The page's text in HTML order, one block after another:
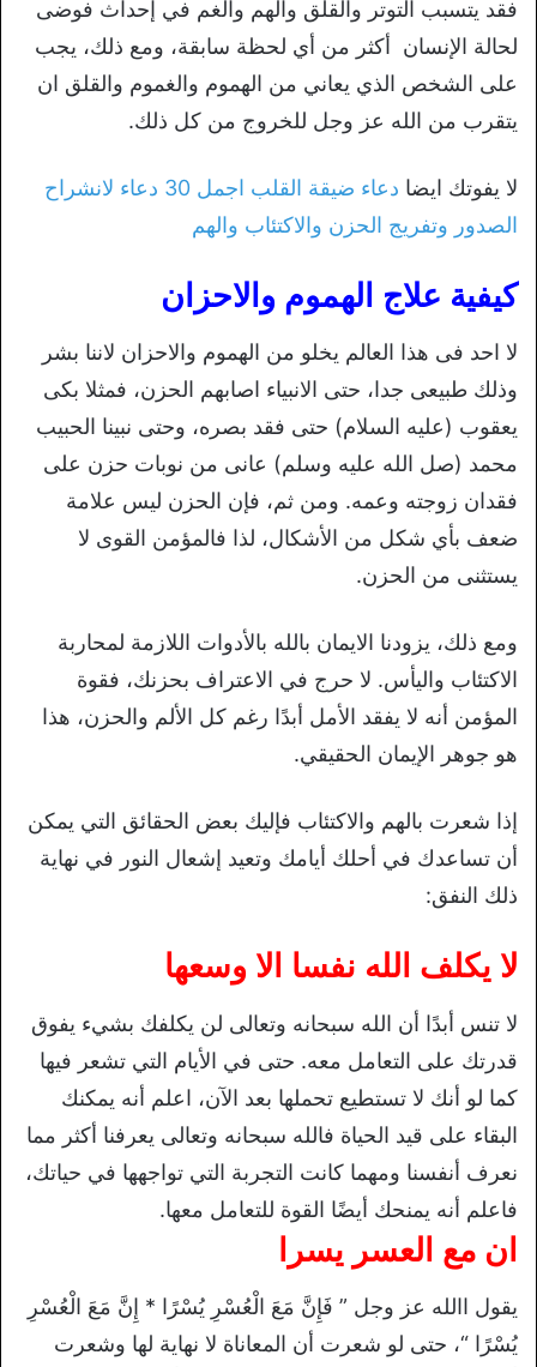
فقد يتسبب التوتر والقلق والهم والغم في إحداث فوضى
لحالة الإنسان أكثر من أي لحظة سابقة، ومع ذلك، يجب
على الشخص الذي يعاني من الهموم والغموم والقلق ان
يتقرب من الله عز وجل للخروج من كل ذلك.
لا يفوتك ايضا
دعاء ضيقة القلب اجمل 30 دعاء لانشراح
الصدور وتفريج الحزن والاكتئاب والهم
كيفية علاج الهموم والاحزان
لا احد فى هذا العالم يخلو من الهموم والاحزان لاننا بشر
وذلك طبيعى جدا، حتى الانبياء اصابهم الحزن، فمثلا بكى
يعقوب (عليه السلام) حتى فقد بصره، وحتى نبينا الحبيب
محمد (صل الله عليه وسلم) عانى من نوبات حزن على
فقدان زوجته وعمه. ومن ثم، فإن الحزن ليس علامة
ضعف بأي شكل من الأشكال، لذا فالمؤمن القوى لا
يستثنى من الحزن.
ومع ذلك، يزودنا الايمان بالله بالأدوات اللازمة لمحاربة
الاكتئاب واليأس. لا حرج في الاعتراف بحزنك، فقوة
المؤمن أنه لا يفقد الأمل أبدًا رغم كل الألم والحزن، هذا
هو جوهر الإيمان الحقيقي.
إذا شعرت بالهم والاكتئاب فإليك بعض الحقائق التي يمكن
أن تساعدك في أحلك أيامك وتعيد إشعال النور في نهاية
ذلك النفق:
لا يكلف الله نفسا الا وسعها
لا تنس أبدًا أن الله سبحانه وتعالى لن يكلفك بشيء يفوق
قدرتك على التعامل معه. حتى في الأيام التي تشعر فيها
كما لو أنك لا تستطيع تحملها بعد الآن، اعلم أنه يمكنك
البقاء على قيد الحياة فالله سبحانه وتعالى يعرفنا أكثر مما
نعرف أنفسنا ومهما كانت التجربة التي تواجهها في حياتك،
فاعلم أنه يمنحك أيضًا القوة للتعامل معها.
ان مع العسر يسرا
يقول االله عز وجل ” فَإِنَّ مَعَ الْعُسْرِ يُسْرًا * إِنَّ مَعَ الْعُسْرِ
يُسْرًا “، حتى لو شعرت أن المعاناة لا نهاية لها وشعرت